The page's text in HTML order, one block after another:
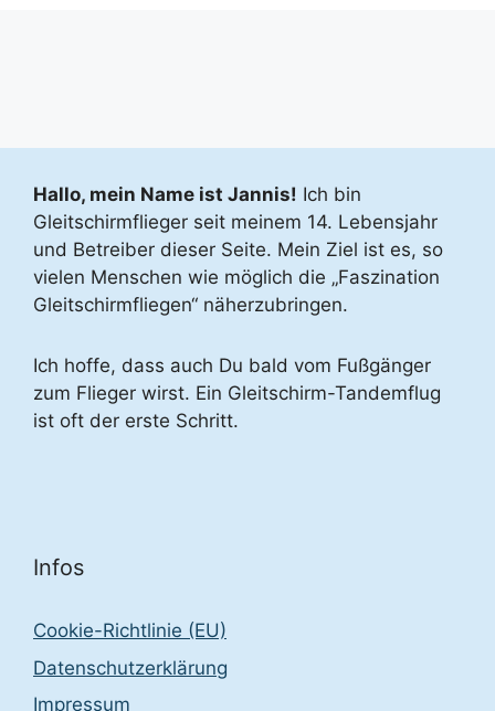
Hallo, mein Name ist Jannis! Ich bin
Gleitschirmflieger seit meinem 14. Lebensjahr
und Betreiber dieser Seite. Mein Ziel ist es, so
vielen Menschen wie möglich die „Faszination
Gleitschirmfliegen“ näherzubringen.
Ich hoffe, dass auch Du bald vom Fußgänger
zum Flieger wirst. Ein Gleitschirm-Tandemflug
ist oft der erste Schritt.
Infos
Cookie-Richtlinie (EU)
Datenschutzerklärung
Impressum